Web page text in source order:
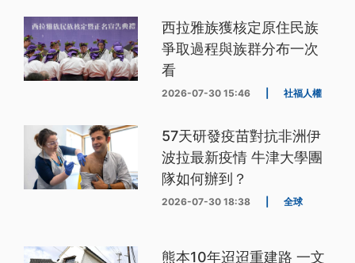
西拉雅族獲核定原住民族
爭取過程與族群分布一次
看
2026-07-30 15:46 社福人權
57天研發疫苗對抗非洲伊
波拉最新疫情 牛津大學團
隊如何辦到？
2026-07-30 18:38 全球
熊本10年迢迢重建路 一文